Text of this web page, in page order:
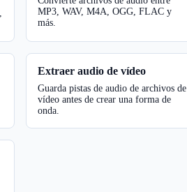
MP3, WAV, M4A, OGG, FLAC y
más.
Extraer audio de vídeo
Guarda pistas de audio de archivos de
vídeo antes de crear una forma de
onda.